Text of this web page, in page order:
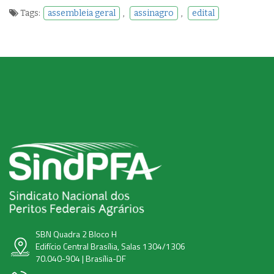
Tags: assembleia geral , assinagro , edital
SBN Quadra 2 Bloco H
Edifício Central Brasília, Salas 1304/1306
70.040-904 | Brasília-DF